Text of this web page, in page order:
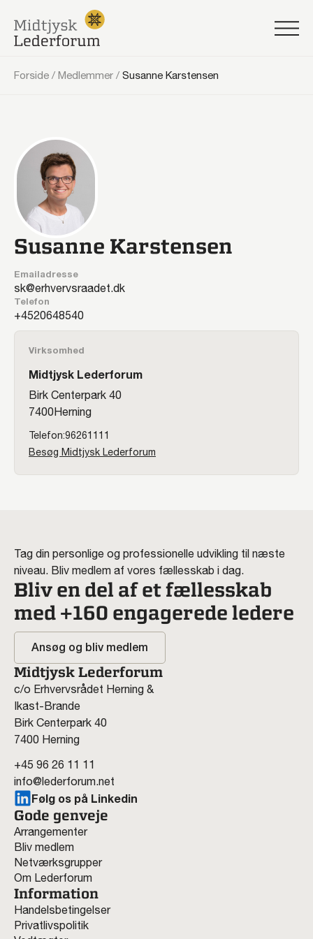
Forside / Medlemmer / Susanne Karstensen
Susanne Karstensen
Emailadresse
sk@erhvervsraadet.dk
Telefon
20648540
Virksomhed
Midtjysk Lederforum
Birk Centerpark 40
7400Herning
96261111
Besøg Midtjysk Lederforum
Tag din personlige og professionelle udvikling til næste
niveau. Bliv medlem af vores fællesskab i dag.
Bliv en del af et fællesskab
med +160 engagerede ledere
Ansøg og bliv medlem
Midtjysk Lederforum
c/o Erhvervsrådet Herning &
Ikast-Brande
Birk Centerpark 40
7400 Herning
+45 96 26 11 11
info@lederforum.net
Følg os på Linkedin
Gode genveje
Arrangementer
Bliv medlem
Netværksgrupper
Om Lederforum
Information
Handelsbetingelser
Privatlivspolitik